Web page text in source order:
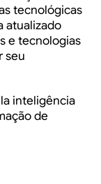
tecnológicas
atualizado
e tecnologias
seu
inteligência
de